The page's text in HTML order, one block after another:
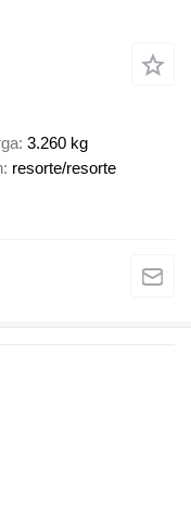
3.260 kg
resorte/resorte